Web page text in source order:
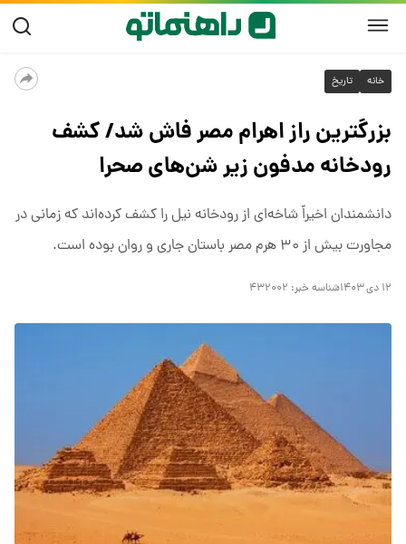
خانه تاریخ
بزرگترین راز اهرام مصر فاش شد/ کشف
رودخانه مدفون زیر شن‌های صحرا
دانشمندان اخیراً شاخه‌ای از رودخانه نیل را کشف کرده‌اند که زمانی در
مجاورت بیش از ۳۰ هرم مصر باستان جاری و روان بوده است.
۱۲ دی ۱۴۰۳ شناسه خبر: ۴۳۲۰۰۲